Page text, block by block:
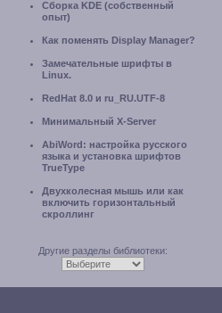
Сборка KDE (собственный
опыт)
Как поменять Display Manager?
Замечательные шрифты в
Linux.
RedHat 8.0 и ru_RU.UTF-8
Минимальный X-Server
AbiWord: настройка русского
языка и установка шрифтов
TrueType
Двухколесная мышь или как
включить горизонтальный
скроллинг
Другие разделы библиотеки: